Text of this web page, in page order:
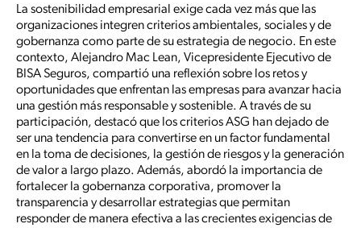
La sostenibilidad empresarial exige cada vez más que las
organizaciones integren criterios ambientales, sociales y de
gobernanza como parte de su estrategia de negocio. En este
contexto, Alejandro Mac Lean, Vicepresidente Ejecutivo de
BISA Seguros, compartió una reflexión sobre los retos y
oportunidades que enfrentan las empresas para avanzar hacia
una gestión más responsable y sostenible. A través de su
participación, destacó que los criterios ASG han dejado de
ser una tendencia para convertirse en un factor fundamental
en la toma de decisiones, la gestión de riesgos y la generación
de valor a largo plazo. Además, abordó la importancia de
fortalecer la gobernanza corporativa, promover la
transparencia y desarrollar estrategias que permitan
responder de manera efectiva a las crecientes exigencias de